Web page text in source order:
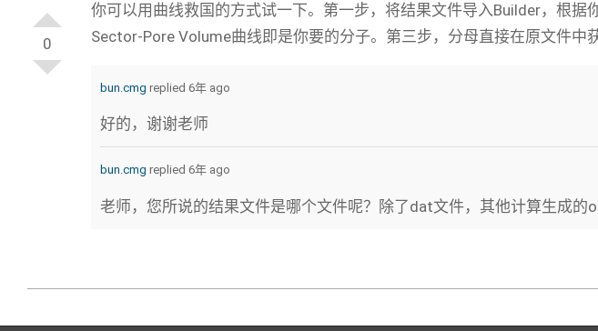
0
你可以用曲线救国的方式试一下。第一步，将结果文件导入Builder，根
Sector-Pore Volume曲线即是你要的分子。第三步，分母直接在原文件中获
bun.cmg replied 6年 ago
好的，谢谢老师
bun.cmg replied 6年 ago
老师，您所说的结果文件是哪个文件呢？除了dat文件，其他计算生成
05-